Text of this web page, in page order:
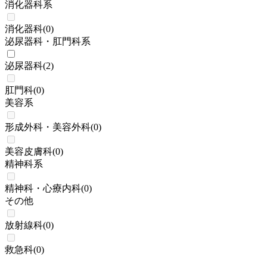
消化器科系
消化器科(0)
泌尿器科・肛門科系
泌尿器科(2)
肛門科(0)
美容系
形成外科・美容外科(0)
美容皮膚科(0)
精神科系
精神科・心療内科(0)
その他
放射線科(0)
救急科(0)